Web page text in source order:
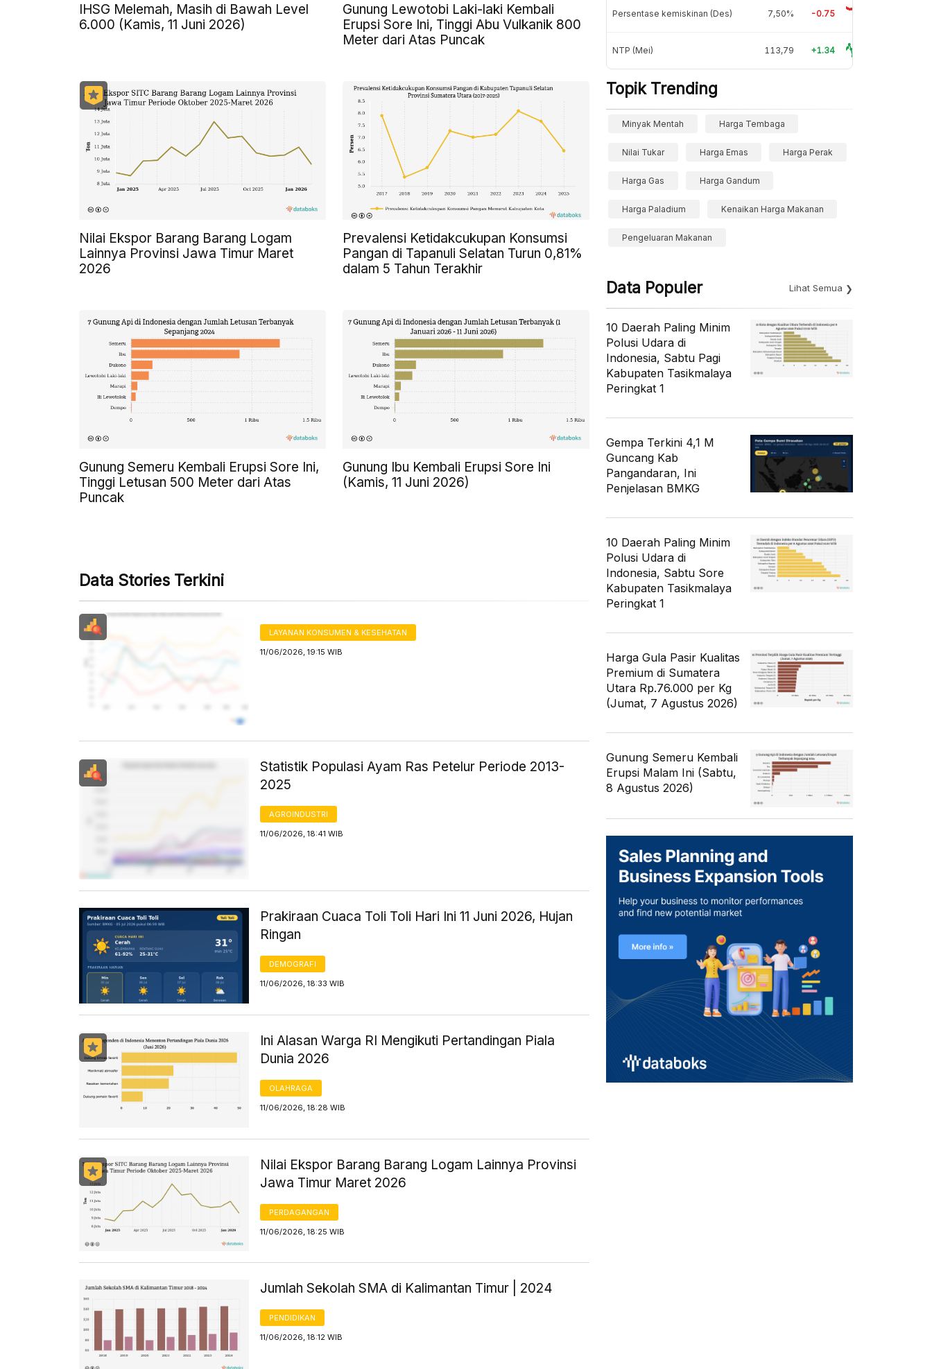
IHSG Melemah, Masih di Bawah Level
6.000 (Kamis, 11 Juni 2026)
Gunung Lewotobi Laki-laki Kembali
Erupsi Sore Ini, Tinggi Abu Vulkanik 800
Meter dari Atas Puncak
Nilai Ekspor Barang Barang Logam
Lainnya Provinsi Jawa Timur Maret
2026
Prevalensi Ketidakcukupan Konsumsi
Pangan di Tapanuli Selatan Turun 0,81%
dalam 5 Tahun Terakhir
Gunung Semeru Kembali Erupsi Sore Ini,
Tinggi Letusan 500 Meter dari Atas
Puncak
Gunung Ibu Kembali Erupsi Sore Ini
(Kamis, 11 Juni 2026)
Data Stories Terkini
LAYANAN KONSUMEN & KESEHATAN
11/06/2026, 19:15 WIB
Statistik Populasi Ayam Ras Petelur Periode 2013-
2025
AGROINDUSTRI
11/06/2026, 18:41 WIB
Prakiraan Cuaca Toli Toli Hari Ini 11 Juni 2026, Hujan
Ringan
DEMOGRAFI
11/06/2026, 18:33 WIB
Ini Alasan Warga RI Mengikuti Pertandingan Piala
Dunia 2026
OLAHRAGA
11/06/2026, 18:28 WIB
Nilai Ekspor Barang Barang Logam Lainnya Provinsi
Jawa Timur Maret 2026
PERDAGANGAN
11/06/2026, 18:25 WIB
Jumlah Sekolah SMA di Kalimantan Timur | 2024
PENDIDIKAN
11/06/2026, 18:12 WIB
Persentase kemiskinan (Des) 7,50% -0.75
NTP (Mei) 113,79 +1.34
Topik Trending
Minyak Mentah Harga Tembaga
Nilai Tukar Harga Emas Harga Perak
Harga Gas Harga Gandum
Harga Paladium Kenaikan Harga Makanan
Pengeluaran Makanan
Data Populer Lihat Semua
10 Daerah Paling Minim
Polusi Udara di
Indonesia, Sabtu Pagi
Kabupaten Tasikmalaya
Peringkat 1
Gempa Terkini 4,1 M
Guncang Kab
Pangandaran, Ini
Penjelasan BMKG
10 Daerah Paling Minim
Polusi Udara di
Indonesia, Sabtu Sore
Kabupaten Tasikmalaya
Peringkat 1
Harga Gula Pasir Kualitas
Premium di Sumatera
Utara Rp.76.000 per Kg
(Jumat, 7 Agustus 2026)
Gunung Semeru Kembali
Erupsi Malam Ini (Sabtu,
8 Agustus 2026)